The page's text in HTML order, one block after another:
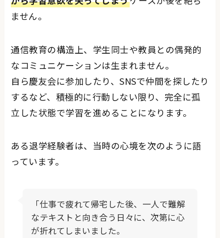
ません。
通信教育の構造上、学生同士や教員との偶発的
なコミュニケーションは生まれません。
自ら慶友会に参加したり、SNSで仲間を探したり
するなど、積極的に行動しない限り、完全に孤
立した状態で学習を進めることになります。
ある退学経験者は、当時の心境を次のように語
っています。
「仕事で疲れて帰宅した後、一人で難解
なテキストと向き合う日々に、次第に心
が折れてしまいました。